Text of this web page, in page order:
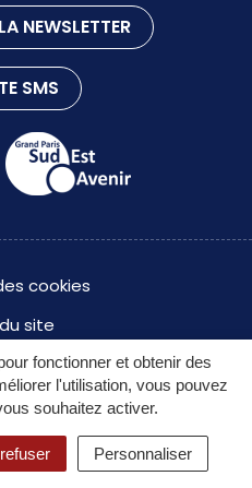
fonctionner et obtenir des
l'utilisation, vous pouvez
souhaitez activer.
Personnaliser
NEWSLETTER
SMS
cookies
site
légales
des données à caractère
conforme